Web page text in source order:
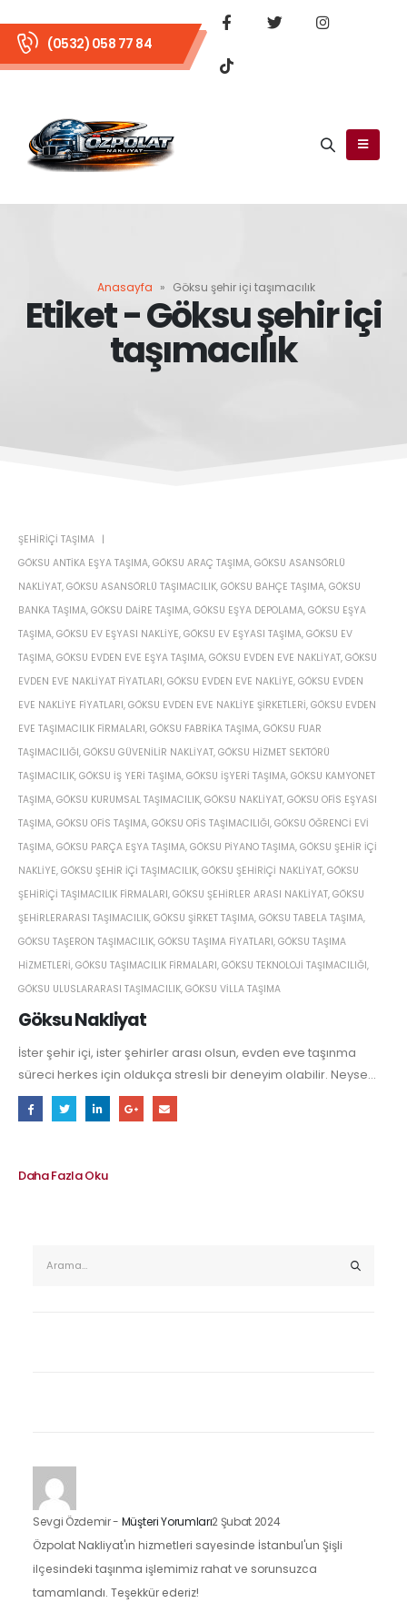
(0532) 058 77 84
Anasayfa » Göksu şehir içi taşımacılık
Etiket - Göksu şehir içi
taşımacılık
Göksu Nakliyat
ŞEHIRIÇI TAŞIMA
GÖKSU ANTIKA EŞYA TAŞIMA, GÖKSU ARAÇ TAŞIMA, GÖKSU ASANSÖRLÜ
NAKLIYAT, GÖKSU ASANSÖRLÜ TAŞIMACILIK, GÖKSU BAHÇE TAŞIMA, GÖKSU
BANKA TAŞIMA, GÖKSU DAIRE TAŞIMA, GÖKSU EŞYA DEPOLAMA, GÖKSU EŞYA
TAŞIMA, GÖKSU EV EŞYASI NAKLIYE, GÖKSU EV EŞYASI TAŞIMA, GÖKSU EV
TAŞIMA, GÖKSU EVDEN EVE EŞYA TAŞIMA, GÖKSU EVDEN EVE NAKLIYAT, GÖKSU
EVDEN EVE NAKLIYAT FIYATLARI, GÖKSU EVDEN EVE NAKLIYE, GÖKSU EVDEN
EVE NAKLIYE FIYATLARI, GÖKSU EVDEN EVE NAKLIYE ŞIRKETLERI, GÖKSU EVDEN
EVE TAŞIMACILIK FIRMALARI, GÖKSU FABRIKA TAŞIMA, GÖKSU FUAR
TAŞIMACILIĞI, GÖKSU GÜVENILIR NAKLIYAT, GÖKSU HIZMET SEKTÖRÜ
TAŞIMACILIK, GÖKSU IŞ YERI TAŞIMA, GÖKSU IŞYERI TAŞIMA, GÖKSU KAMYONET
TAŞIMA, GÖKSU KURUMSAL TAŞIMACILIK, GÖKSU NAKLIYAT, GÖKSU OFIS EŞYASI
TAŞIMA, GÖKSU OFIS TAŞIMA, GÖKSU OFIS TAŞIMACILIĞI, GÖKSU ÖĞRENCI EVI
TAŞIMA, GÖKSU PARÇA EŞYA TAŞIMA, GÖKSU PIYANO TAŞIMA, GÖKSU ŞEHIR IÇI
NAKLIYE, GÖKSU ŞEHIR IÇI TAŞIMACILIK, GÖKSU ŞEHIRIÇI NAKLIYAT, GÖKSU
ŞEHIRIÇI TAŞIMACILIK FIRMALARI, GÖKSU ŞEHIRLER ARASI NAKLIYAT, GÖKSU
ŞEHIRLERARASI TAŞIMACILIK, GÖKSU ŞIRKET TAŞIMA, GÖKSU TABELA TAŞIMA,
GÖKSU TAŞERON TAŞIMACILIK, GÖKSU TAŞIMA FIYATLARI, GÖKSU TAŞIMA
HIZMETLERI, GÖKSU TAŞIMACILIK FIRMALARI, GÖKSU TEKNOLOJI TAŞIMACILIĞI,
GÖKSU ULUSLARARASI TAŞIMACILIK, GÖKSU VILLA TAŞIMA
İster şehir içi, ister şehirler arası olsun, evden eve taşınma
süreci herkes için oldukça stresli bir deneyim olabilir. Neyse...
Daha Fazla Oku
Sevgi Özdemir- Müşteri Yorumları2 Şubat 2024
Özpolat Nakliyat'ın hizmetleri sayesinde İstanbul'un Şişli
ilçesindeki taşınma işlemimiz rahat ve sorunsuzca
tamamlandı. Teşekkür ederiz!